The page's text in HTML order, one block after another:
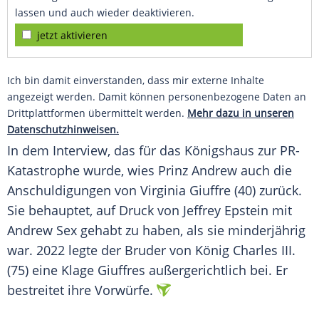
lassen und auch wieder deaktivieren.
jetzt aktivieren
Ich bin damit einverstanden, dass mir externe Inhalte
angezeigt werden. Damit können personenbezogene Daten an
Drittplattformen übermittelt werden. Mehr dazu in unseren
Datenschutzhinweisen.
In dem Interview, das für das Königshaus zur PR-
Katastrophe wurde, wies Prinz Andrew auch die
Anschuldigungen von Virginia Giuffre (40) zurück.
Sie behauptet, auf Druck von Jeffrey Epstein mit
Andrew Sex gehabt zu haben, als sie minderjährig
war. 2022 legte der Bruder von König Charles III.
(75) eine Klage Giuffres außergerichtlich bei. Er
bestreitet ihre Vorwürfe.